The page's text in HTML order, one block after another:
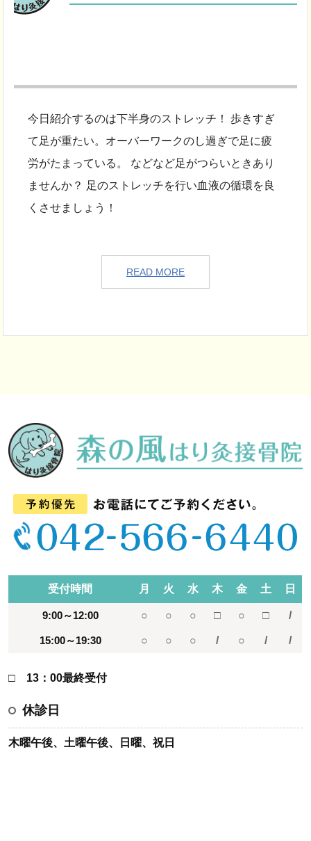
今日紹介するのは下半身のストレッチ！ 歩きすぎ
て足が重たい。オーバーワークのし過ぎで足に疲
労がたまっている。 などなど足がつらいときあり
ませんか？ 足のストレッチを行い血液の循環を良
くさせましょう！
READ MORE
受付時間 月 火 水 木 金 土 日
9:00～12:00 ○ ○ ○ □ ○ □ /
15:00～19:30 ○ ○ ○ / ○ / /
□ 13：00最終受付
休診日
木曜午後、土曜午後、日曜、祝日